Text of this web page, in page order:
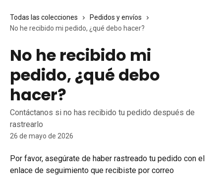
Todas las colecciones
Pedidos y envíos
No he recibido mi pedido, ¿qué debo hacer?
No he recibido mi
pedido, ¿qué debo
hacer?
Contáctanos si no has recibido tu pedido después de
rastrearlo
26 de mayo de 2026
Por favor, asegúrate de haber rastreado tu pedido con el
enlace de seguimiento que recibiste por correo